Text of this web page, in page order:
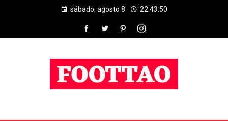
sábado, agosto 8 22:43:51